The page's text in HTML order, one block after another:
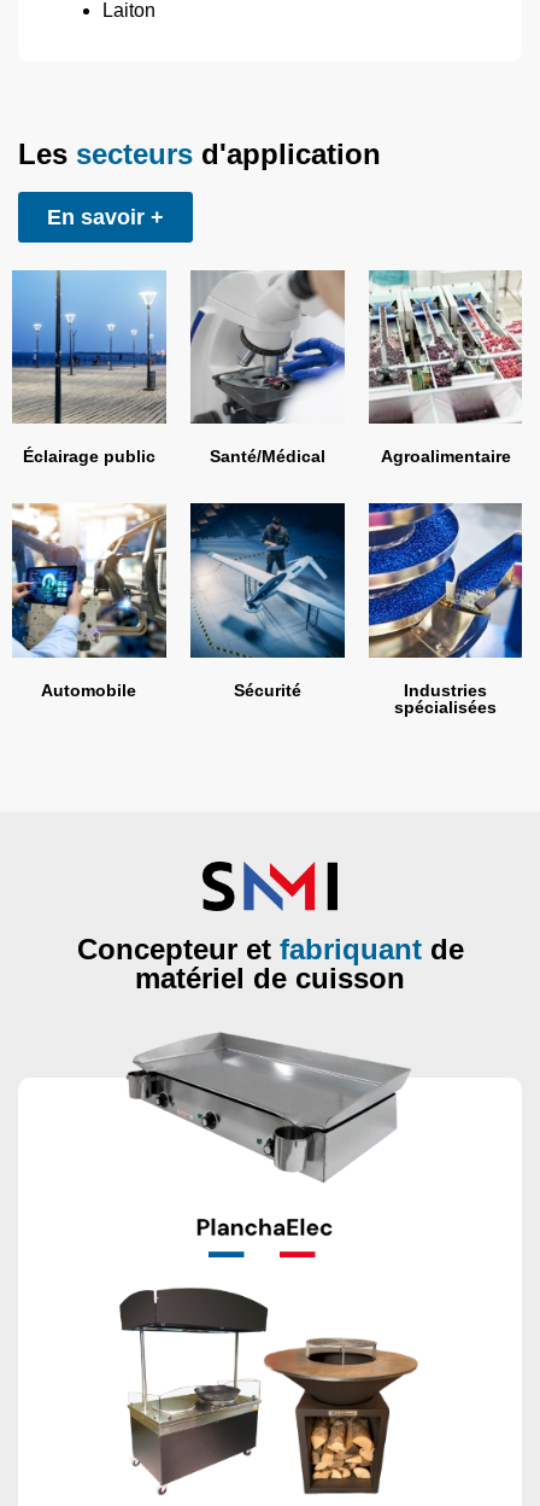
Laiton
Les secteurs d'application
En savoir +
Éclairage public Santé/Médical Agroalimentaire
Automobile Sécurité
Industries
spécialisées
Concepteur et fabriquantde
matériel de cuisson